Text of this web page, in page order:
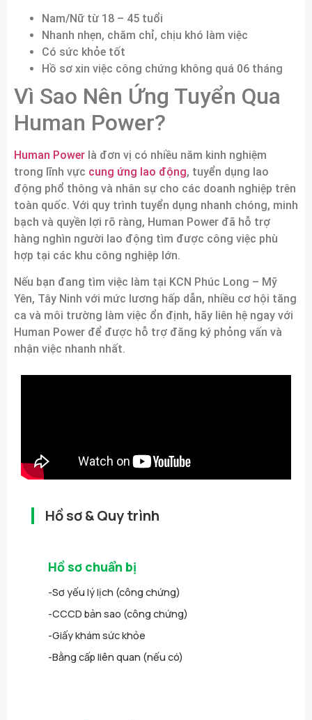
Nam/Nữ từ 18 – 45 tuổi
Nhanh nhẹn, chăm chỉ, chịu khó làm việc
Có sức khỏe tốt
Hồ sơ xin việc công chứng không quá 06 tháng
Vì Sao Nên Ứng Tuyển Qua
Human Power?
Human Power là đơn vị có nhiều năm kinh nghiệm
trong lĩnh vực cung ứng lao động, tuyển dụng lao
động phổ thông và nhân sự cho các doanh nghiệp trên
toàn quốc. Với quy trình tuyển dụng nhanh chóng, minh
bạch và quyền lợi rõ ràng, Human Power đã hỗ trợ
hàng nghìn người lao động tìm được công việc phù
hợp tại các khu công nghiệp lớn.
Nếu bạn đang tìm việc làm tại KCN Phúc Long – Mỹ
Yên, Tây Ninh với mức lương hấp dẫn, nhiều cơ hội tăng
ca và môi trường làm việc ổn định, hãy liên hệ ngay với
Human Power để được hỗ trợ đăng ký phỏng vấn và
nhận việc nhanh nhất.
Hồ sơ & Quy trình
Hồ sơ chuẩn bị
-Sơ yếu lý lịch (công chứng)
-CCCD bản sao (công chứng)
-Giấy khám sức khỏe
-Bằng cấp liên quan (nếu có)